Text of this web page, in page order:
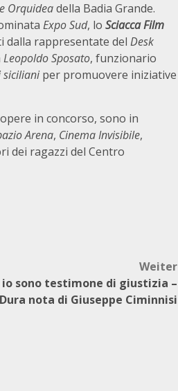
Orquideadella Badia Grande.
Expo Sud, lo Sciacca Film
dalla rappresentate del Desk
Leopoldo Sposato, funzionario
siciliani per promuovere iniziative
in concorso, sono in
Arena, Cinema Invisibile,
dei ragazzi del Centro
Weiter
sono testimone di giustizia –
Dura nota di Giuseppe Ciminnisi